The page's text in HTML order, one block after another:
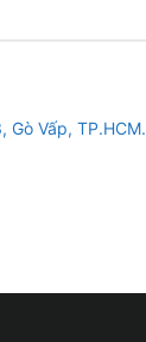
Gò Vấp, TP.HCM.